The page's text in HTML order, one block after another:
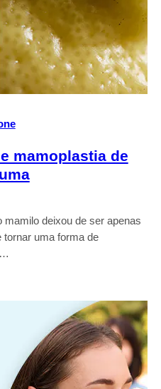
mamoplastia de
mamilo deixou de ser apenas
tornar uma forma de